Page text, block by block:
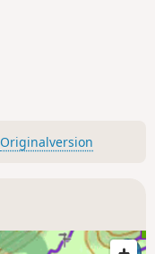
Originalversion